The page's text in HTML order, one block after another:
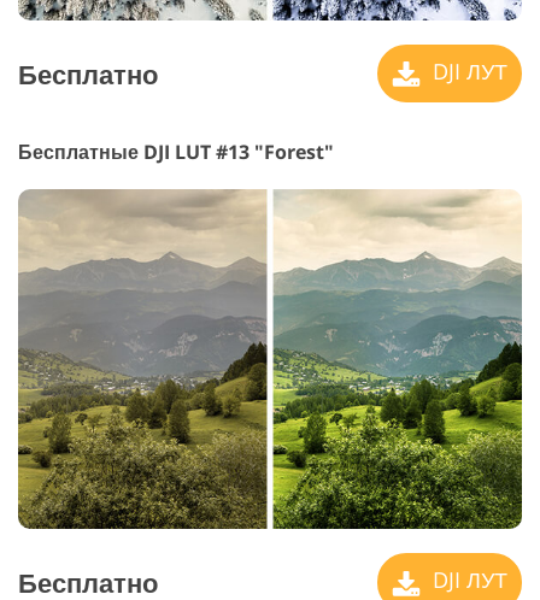
Бесплатно DJI ЛУТ
Бесплатные DJI LUT #13 "Forest"
Бесплатно DJI ЛУТ